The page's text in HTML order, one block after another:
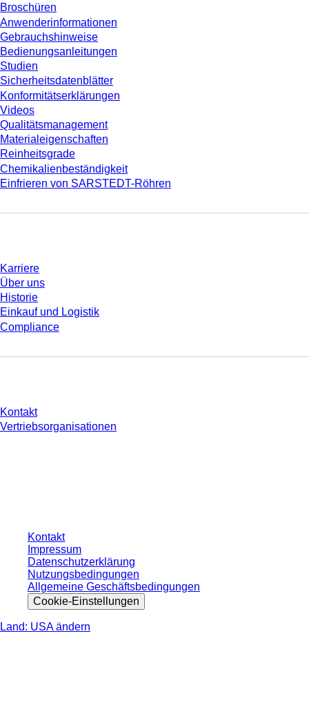
Broschüren
Anwenderinformationen
Gebrauchshinweise
Bedienungsanleitungen
Studien
Sicherheitsdatenblätter
Konformitätserklärungen
Videos
Qualitätsmanagement
Materialeigenschaften
Reinheitsgrade
Chemikalienbeständigkeit
Einfrieren von SARSTEDT-Röhren
Karriere
Über uns
Historie
Einkauf und Logistik
Compliance
Kontakt
Vertriebsorganisationen
Kontakt
Impressum
Datenschutzerklärung
Nutzungsbedingungen
Allgemeine Geschäftsbedingungen
Cookie-Einstellungen
Land: USA ändern